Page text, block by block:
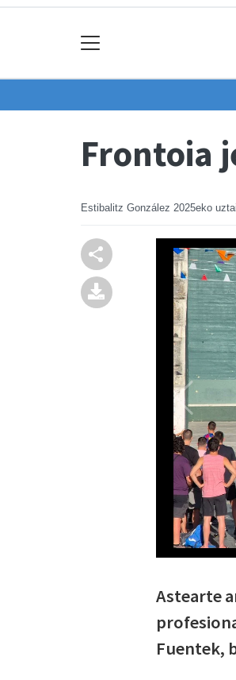
Frontoia
Estibalitz González 2025eko
Astearte
Fuentek,